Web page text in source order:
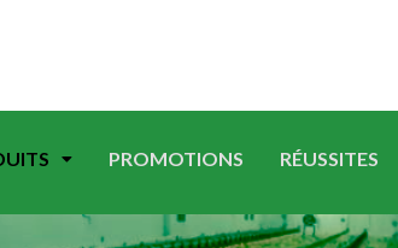
PROMOTIONS RÉUSSITES